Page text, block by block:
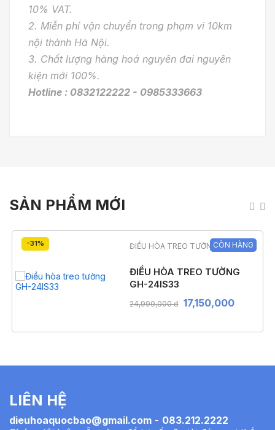
10% VAT.
2. Miễn phí vận chuyển trong phạm vi 10km
nội thành Hà Nội.
3. Chất lượng hàng hoá nguyên đai nguyên
kiện mới 100%.
Hotline : 0832122222 - 0985333663
SẢN PHẨM MỚI
-31% ĐIỀU HÒA TREO TƯỜNG
ĐIỀU HÒA TREO TƯỜNG
GH-24IS33
CÒN HÀNG
24,990,000 đ 17,150,000
LIÊN HỆ
dieuhoaquocbao@gmail.com - 083.212.2222